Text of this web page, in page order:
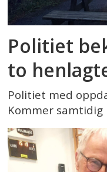
Politiet
to
Politiet med
Kommer